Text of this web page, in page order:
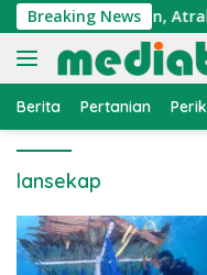
Langsung
ke
konten
Breaking News
Nelayan,
Berita Pertanian
lansekap